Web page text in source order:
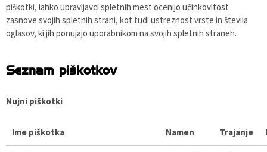
piškotki, lahko upravljavci spletnih mest ocenijo učinkovitost
zasnove svojih spletnih strani, kot tudi ustreznost vrste in števila
oglasov, ki jih ponujajo uporabnikom na svojih spletnih straneh.
Seznam piškotkov
Nujni piškotki
Ime piškotka Namen Trajanje